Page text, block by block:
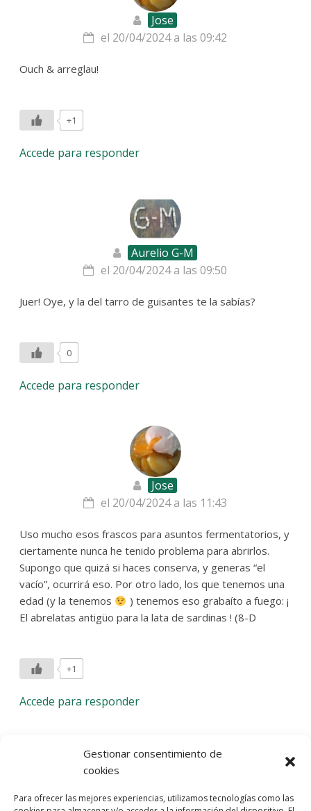
Gestionar consentimiento de
cookies
Para ofrecer las mejores experiencias, utilizamos tecnologías como las
Jose
el 20/04/2024 a las 09:42
Ouch & arreglau!
+1
Accede para responder
Aurelio G-M
el 20/04/2024 a las 09:50
Juer! Oye, y la del tarro de guisantes te la sabías?
0
Accede para responder
Jose
el 20/04/2024 a las 11:43
Uso mucho esos frascos para asuntos fermentatorios, y
ciertamente nunca he tenido problema para abrirlos.
Supongo que quizá si haces conserva, y generas “el
vacío”, ocurrirá eso. Por otro lado, los que tenemos una
edad (y la tenemos
) tenemos eso grabaíto a fuego: ¡
El abrelatas antigüo para la lata de sardinas ! (8-D
+1
Accede para responder
Deja una respuesta
comentario.